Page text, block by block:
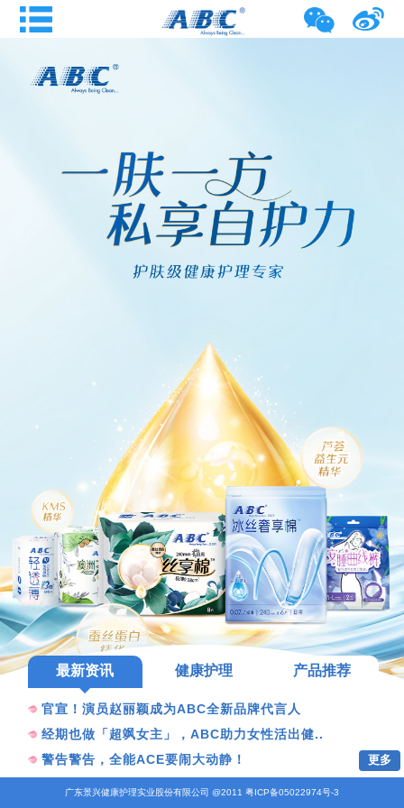
最新资讯 健康护理 产品推荐
官宣！演员赵丽颖成为ABC全新品牌代言人
经期也做「超飒女主」，ABC助力女性活出健..
警告警告，全能ACE要闹大动静！
更多
广东景兴健康护理实业股份有限公司 @2011 粤ICP备05022974号-3